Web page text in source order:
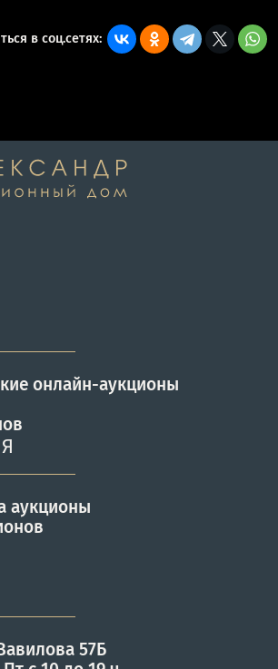
в соц.сетях:
онлайн-аукционы
аукционы
57Б